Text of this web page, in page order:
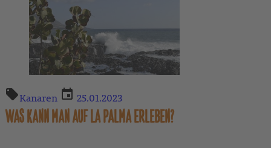
Kanaren 25.01.2023
WAS KANN MAN AUF LA PALMA ERLEBEN?